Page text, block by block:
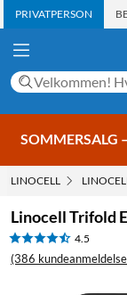
PRIVATPERSON
SOMMERSALG
LINOCELL
Linocell Trifold
4.5
(386